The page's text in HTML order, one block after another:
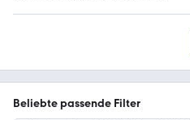
Beliebte passende Filter